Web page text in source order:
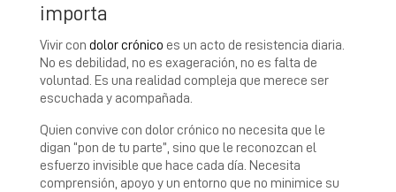
importa
Vivir con dolor crónico es un acto de resistencia diaria.
No es debilidad, no es exageración, no es falta de
voluntad. Es una realidad compleja que merece ser
escuchada y acompañada.
Quien convive con dolor crónico no necesita que le
digan “pon de tu parte”, sino que le reconozcan el
esfuerzo invisible que hace cada día. Necesita
comprensión, apoyo y un entorno que no minimice su